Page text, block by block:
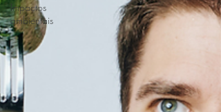
Impactos
ambientais